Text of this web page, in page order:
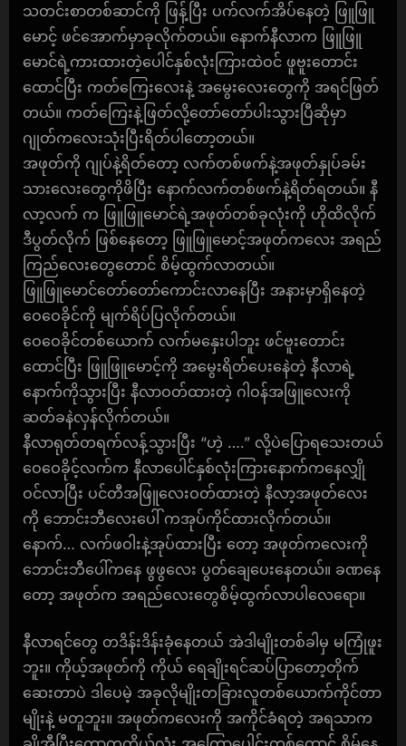
သတင်းစာတစ်ဆာင်ကို ဖြန့်ပြီး ပက်လက်အိပ်နေတဲ့ ဖြူဖြူ
မောင့် ဖင်အောက်မှာခုလိုက်တယ်။ နောက်နီလာက ဖြူဖြူ
မောင်ရဲ့ကားထားတဲ့ပေါင်နှစ်လုံးကြားထဲဝင် ဖူဗူးတောင်း
ထောင်ပြီး ကတ်ကြေးလေးနဲ့ အမွေးလေးတွေကို အရင်ဖြတ်
တယ်။ ကတ်ကြေးနဲ့ဖြတ်လို့တော်တော်ပါးသွားပြီဆိုမှာ
ဂျုတ်ကလေးသုံးပြီးရိတ်ပါတော့တယ်။
အဖုတ်ကို ဂျုပ်နဲ့ရိတ်တော့ လက်တစ်ဖက်နဲ့အဖုတ်နှုပ်ခမ်း
သားလေးတွေကိုဖိပြီး နောက်လက်တစ်ဖက်နဲ့ရိတ်ရတယ်။ နီ
လာ့လက် က ဖြူဖြူမောင်ရဲ့အဖုတ်တစ်ခုလုံးကို ဟိုထိလိုက်
ဒီပွတ်လိုက် ဖြစ်နေတော့ ဖြူဖြူမောင့်အဖုတ်ကလေး အရည်
ကြည်လေးတွေတောင် စိမ့်ထွက်လာတယ်။
ဖြူဖြူမောင်တော်တော်ကောင်းလာနေပြီး အနားမှာရှိနေတဲ့
ဝေဝေခိုင်ကို မျက်ရိပ်ပြလိုက်တယ်။
ဝေဝေခိုင်တစ်ယောက် လက်မနှေးပါဘူး ဖင်ဗူးတောင်း
ထောင်ပြီး ဖြူဖြူမောင့်ကို အမွေးရိတ်ပေးနေဲတဲ့ နီလာရဲ့
နောက်ကိုသွားပြီး နီလာဝတ်ထားတဲ့ ဂါဝန်အဖြူလေးကို
ဆတ်ခနဲလှန်လိုက်တယ်။
နီလာရုတ်တရက်လန့်သွားပြီး “ဟဲ့ ….” လို့ပဲပြောရသေးတယ်
ဝေဝေခိုင့်လက်က နီလာပေါင်နှစ်လုံးကြားနောက်ကနေလျှို
ဝင်လာပြီး ပင်တီအဖြူလေးဝတ်ထားတဲ့ နီလာ့အဖုတ်လေး
ကို ဘောင်းဘီလေးပေါ် ကအုပ်ကိုင်ထားလိုက်တယ်။
နောက်… လက်ဖဝါးနဲ့အုပ်ထားပြီး တော့ အဖုတ်ကလေးကို
ဘောင်းဘီပေါ်ကနေ ဖွဖွလေး ပွတ်ချေပေးနေတယ်။ ခဏနေ
တော့ အဖုတ်က အရည်လေးတွေစိမ့်ထွက်လာပါလေရော။
နီလာရင်တွေ တဒိန်းဒိန်းခုံနေတယ် အဲဒါမျိုးတစ်ခါမှ မကြုံဖူး
ဘူး။ ကိုယ့်အဖုတ်ကို ကိုယ် ရေချိုးရင်ဆပ်ပြာတော့တိုက်
ဆေးတာပဲ ဒါပေမဲ့ အခုလိုမျိုးတခြားလူတစ်ယောက်ကိုင်တာ
မျိုးနဲ့ မတူဘူး။ အဖုတ်ကလေးကို အကိုင်ခံရတဲ့ အရသာက